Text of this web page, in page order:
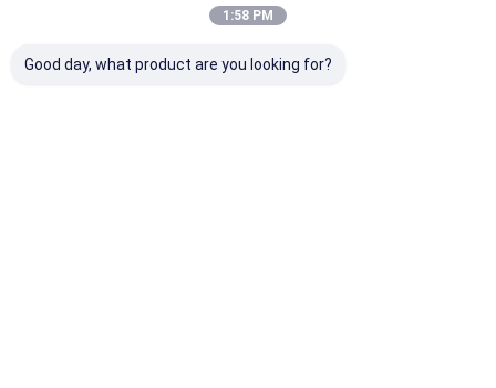
1:58 PM
Good day, what product are you looking for?